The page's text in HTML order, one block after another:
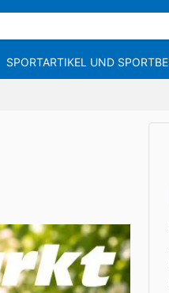
SPORTARTIKEL UND